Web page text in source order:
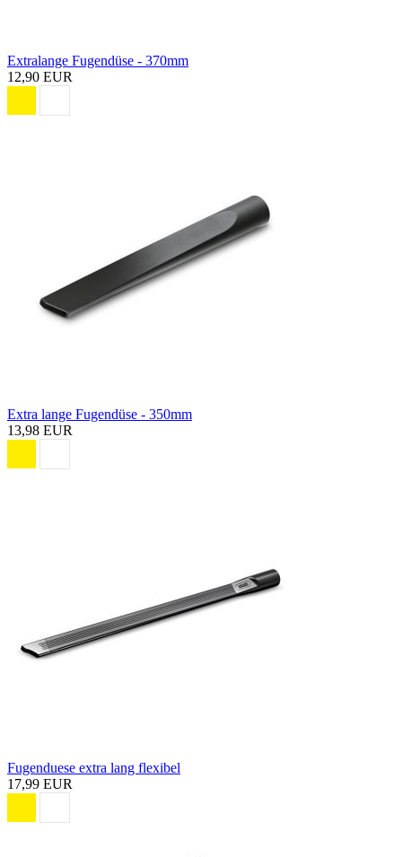
Extralange Fugendüse - 370mm
12,90 EUR
Extra lange Fugendüse - 350mm
13,98 EUR
Fugenduese extra lang flexibel
17,99 EUR